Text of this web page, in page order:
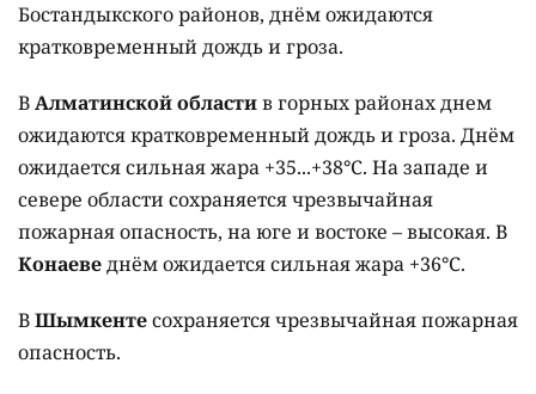
Бостандыкского районов, днём ожидаются
кратковременный дождь и гроза.
ВАлматинской областив горных районах днем
ожидаются кратковременный дождь и гроза. Днём
ожидается сильная жара +35...+38°C. На западе и
севере области сохраняется чрезвычайная
пожарная опасность, на юге и востоке – высокая. В
Конаеведнём ожидается сильная жара +36°C.
ВШымкентесохраняется чрезвычайная пожарная
опасность.